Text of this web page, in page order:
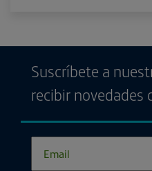
Suscríbete a
recibir novedades